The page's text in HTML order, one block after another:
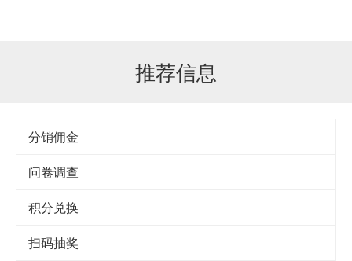
推荐信息
分销佣金
问卷调查
积分兑换
扫码抽奖